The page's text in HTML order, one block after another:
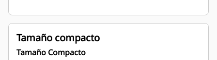
Tamaño compacto
Tamaño Compacto